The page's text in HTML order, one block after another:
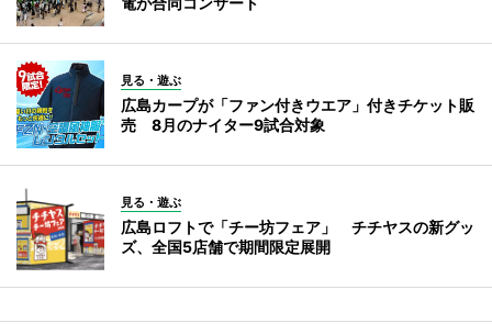
見る・遊ぶ
広島カープが「ファン付きウエア」付きチケット販
売 8月のナイター9試合対象
見る・遊ぶ
広島ロフトで「チー坊フェア」 チチヤスの新グッ
ズ、全国5店舗で期間限定展開